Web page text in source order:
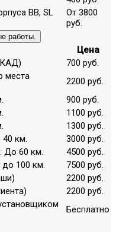
ВВ, SL
От 3800
руб.
работы.
Цена
700 руб.
места
2200 руб.
900 руб.
1100 руб.
1300 руб.
км.
3000 руб.
До 60 км.
4500 руб.
100 км.
7500 руб.
2200 руб.
2200 руб.
Бесплатно